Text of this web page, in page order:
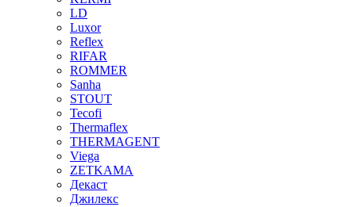
LD
Luxor
Reflex
RIFAR
ROMMER
Sanha
STOUT
Tecofi
Thermaflex
THERMAGENT
Viega
ZETKAMA
Декаст
Джилекс